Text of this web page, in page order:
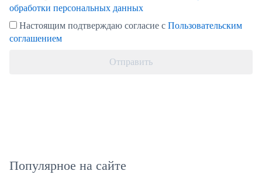
обработки персональных данных
Настоящим подтверждаю согласие с Пользовательским
соглашением
Отправить
Популярное на сайте